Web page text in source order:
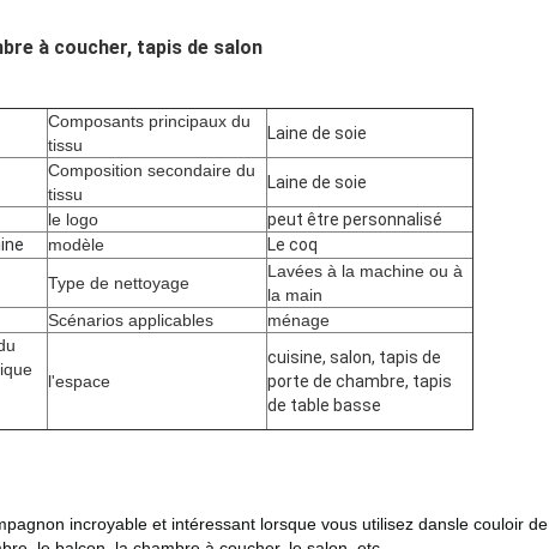
à coucher, tapis de salon
Composants principaux du
tissu
Laine de soie
Composition secondaire du
tissu
Laine de soie
le logo
peut être personnalisé
modèle
Le coq
Type de nettoyage
Lavées à la machine ou à
la main
Scénarios applicables ménage
l'espace
cuisine, salon, tapis de
porte de chambre, tapis
de table basse
incroyable et intéressant lorsque vous utilisez dansle couloir de